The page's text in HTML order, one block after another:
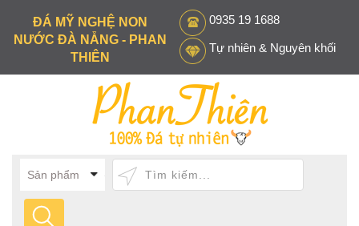
ĐÁ MỸ NGHỆ NON
NƯỚC ĐÀ NẴNG - PHAN
THIÊN
0935 19 1688
Tự nhiên & Nguyên khối